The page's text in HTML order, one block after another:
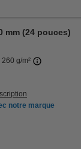
mm (24 pouces)
260 g/m²
notre marque